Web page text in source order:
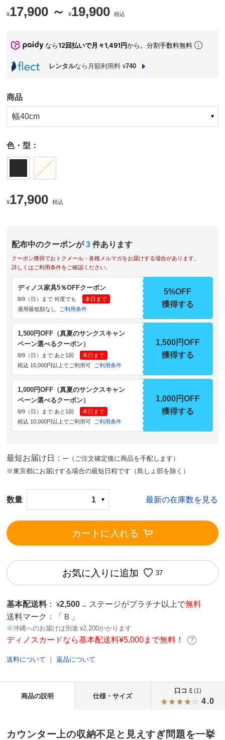
¥17,900 ～¥19,900 税込
なら12回払いで月々1,491円から。分割手数料無料
レンタルなら月額利用料 ¥740
商品
幅40cm
色・型：
¥17,900 税込
配布中のクーポンが 3 件あります
クーポン獲得でおトクメール・各種メルマガをお届けする場合があります。
詳しくはご利用条件をご確認ください。
ディノス家具5％OFFクーポン
8/9（日）まで 何度でも
本日まで
適用最低額なし
ご利用条件
5%OFF
獲得する
1,500円OFF（真夏のサンクスキャン
ペーン選べるクーポン）
8/9（日）まで あと1回
本日まで
税込 15,000円以上でご利用可
ご利用条件
1,500円OFF
獲得する
1,000円OFF（真夏のサンクスキャン
ペーン選べるクーポン）
8/9（日）まで あと1回
本日まで
税込 10,000円以上でご利用可
ご利用条件
1,000円OFF
獲得する
最短お届け日：─（ご注文確定後に商品を手配します）
※東京都にお届けする場合の最短日程です（島しょ部を除く）
数量 1 最新の在庫数を見る
カートに入れる
お気に入りに追加 37
基本配送料 ： ¥2,500 → ステージがプラチナ以上で無料
送料マーク：
「Ｂ」
※沖縄へのお届けは別途 ¥2,200かかります
ディノスカードなら基本配送料¥5,000まで無料！
送料について ｜返品について
商品の説明 仕様・サイズ
口コミ (1)
4.0
カウンター上の収納不足と見えすぎ問題を一挙